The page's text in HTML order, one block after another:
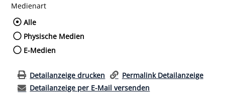
Medienart
Wählen Sie die Medienart nach der Sie
Alle
Physische Medien
E-Medien
Detailanzeige drucken
Permalink Detailanzeige
Detailanzeige per E-Mail versenden